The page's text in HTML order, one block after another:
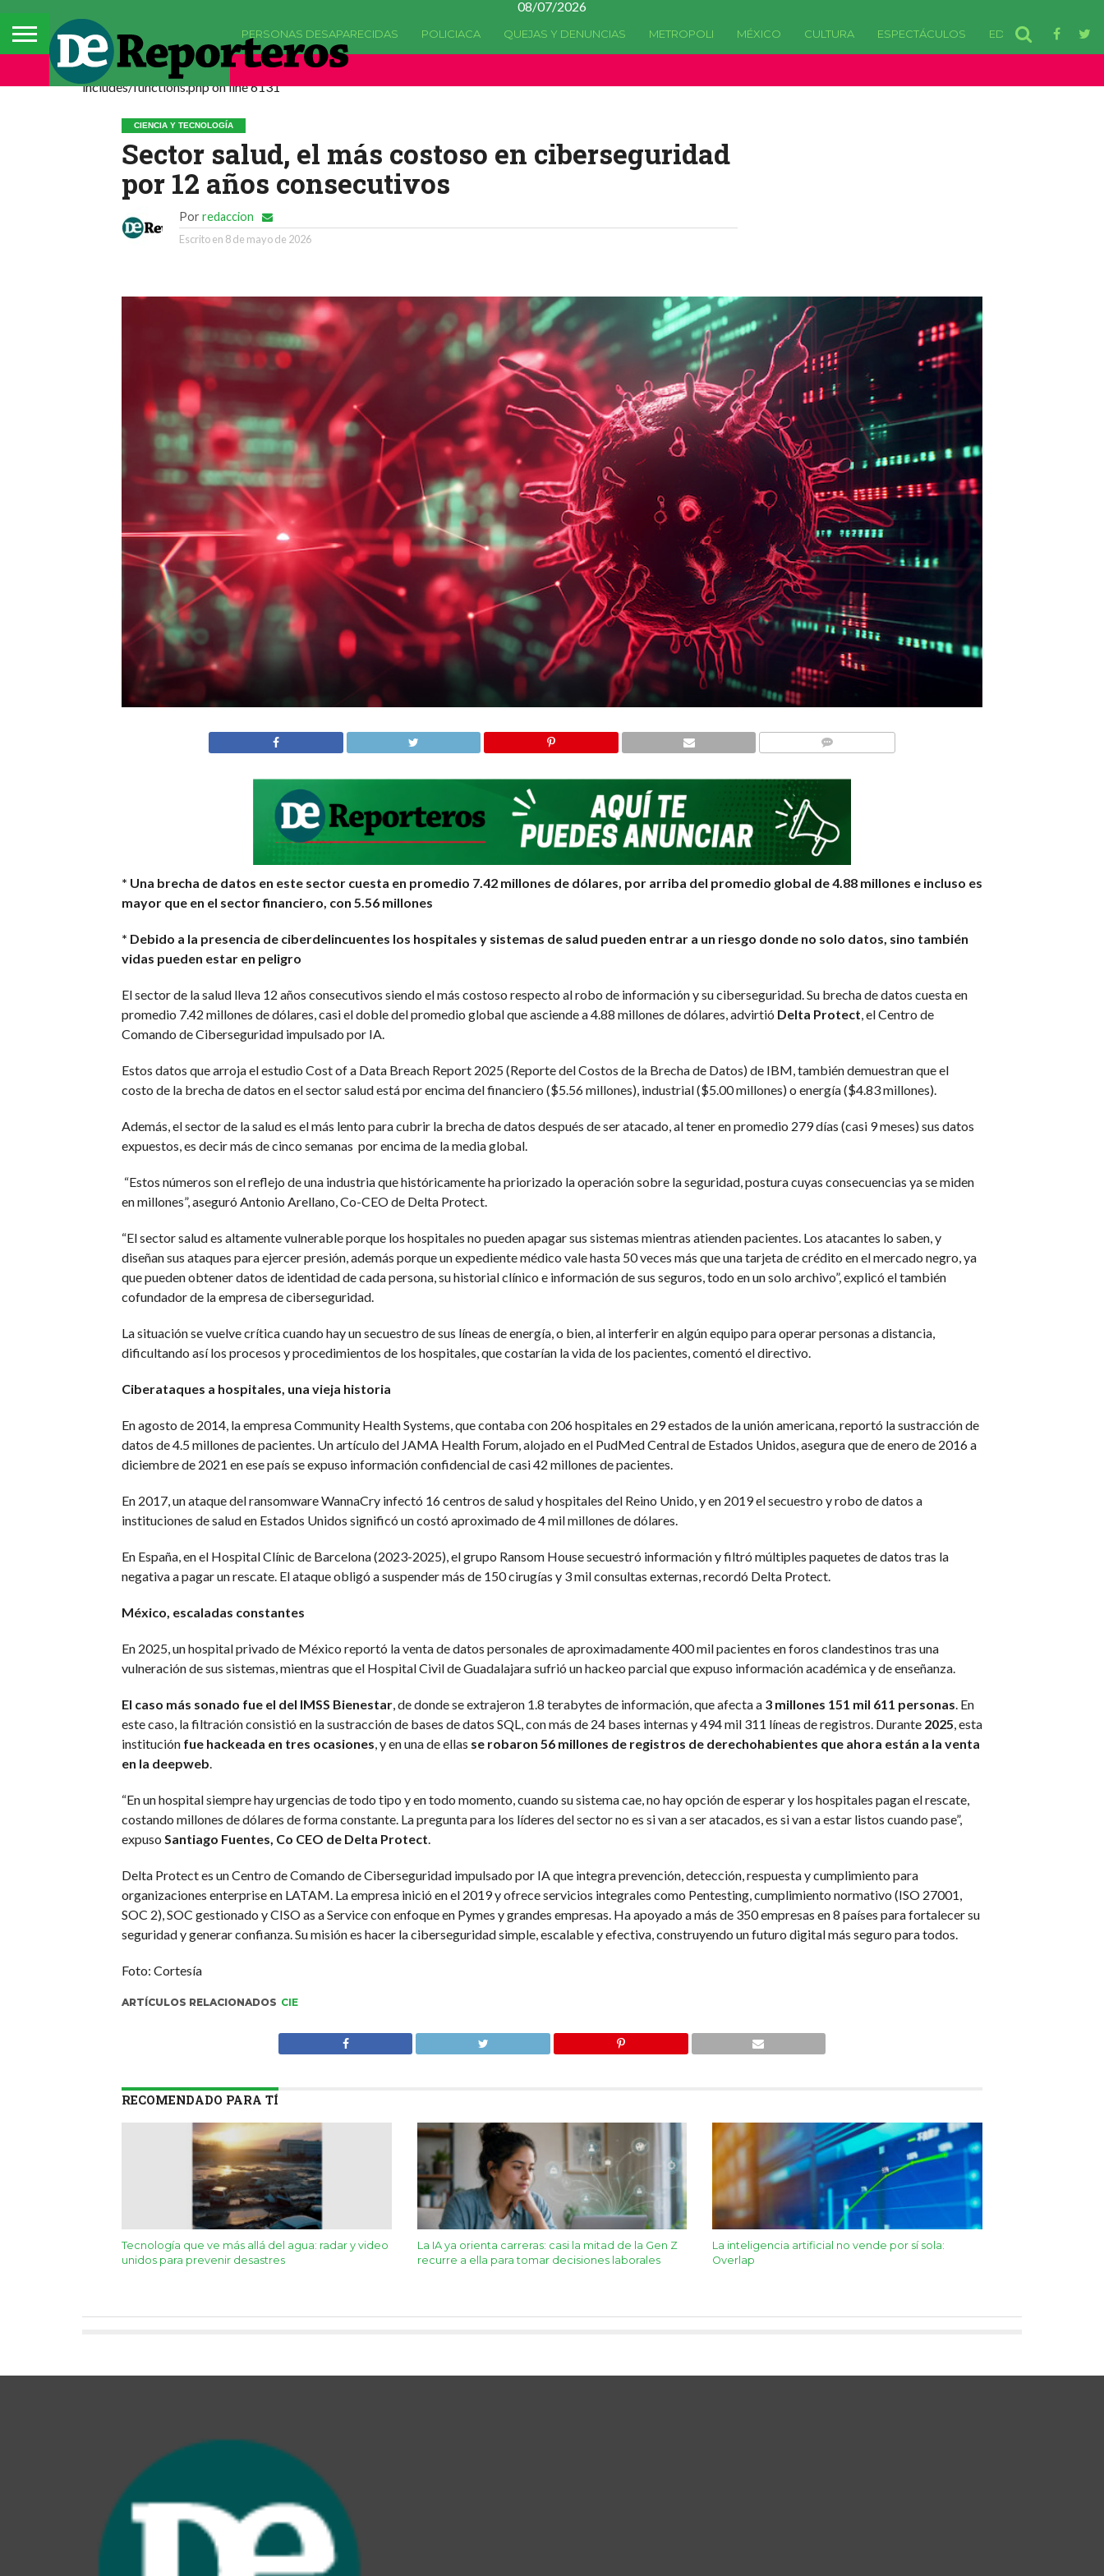
08/07/2026
PERSONAS DESAPARECIDAS POLICIACA QUEJAS Y DENUNCIAS METROPOLI MÉXICO CULTURA ESPECTÁCULOS EDOMEX
Deprecated: La función comments_popup_script ha quedado
includes/functions.php on line 6131
CIENCIA Y TECNOLOGÍA
Sector salud, el más costoso en ciberseguridad
por 12 años consecutivos
Por redaccion
Escrito en 8 de mayo de 2026
* Una brecha de datos en este sector cuesta en promedio 7.42 millones de dólares, por arriba del promedio global de 4.88 millones e incluso es
mayor que en el sector financiero, con 5.56 millones
* Debido a la presencia de ciberdelincuentes los hospitales y sistemas de salud pueden entrar a un riesgo donde no solo datos, sino también
vidas pueden estar en peligro
El sector de la salud lleva 12 años consecutivos siendo el más costoso respecto al robo de información y su ciberseguridad. Su brecha de datos cuesta en
promedio 7.42 millones de dólares, casi el doble del promedio global que asciende a 4.88 millones de dólares, advirtió Delta Protect, el Centro de
Comando de Ciberseguridad impulsado por IA.
Estos datos que arroja el estudio Cost of a Data Breach Report 2025 (Reporte del Costos de la Brecha de Datos) de IBM, también demuestran que el
costo de la brecha de datos en el sector salud está por encima del financiero ($5.56 millones), industrial ($5.00 millones) o energía ($4.83 millones).
Además, el sector de la salud es el más lento para cubrir la brecha de datos después de ser atacado, al tener en promedio 279 días (casi 9 meses) sus datos
expuestos, es decir más de cinco semanas por encima de la media global.
“Estos números son el reflejo de una industria que históricamente ha priorizado la operación sobre la seguridad, postura cuyas consecuencias ya se miden
en millones”, aseguró Antonio Arellano, Co-CEO de Delta Protect.
“El sector salud es altamente vulnerable porque los hospitales no pueden apagar sus sistemas mientras atienden pacientes. Los atacantes lo saben, y
diseñan sus ataques para ejercer presión, además porque un expediente médico vale hasta 50 veces más que una tarjeta de crédito en el mercado negro, ya
que pueden obtener datos de identidad de cada persona, su historial clínico e información de sus seguros, todo en un solo archivo”, explicó el también
cofundador de la empresa de ciberseguridad.
La situación se vuelve crítica cuando hay un secuestro de sus líneas de energía, o bien, al interferir en algún equipo para operar personas a distancia,
dificultando así los procesos y procedimientos de los hospitales, que costarían la vida de los pacientes, comentó el directivo.
Ciberataques a hospitales, una vieja historia
En agosto de 2014, la empresa Community Health Systems, que contaba con 206 hospitales en 29 estados de la unión americana, reportó la sustracción de
datos de 4.5 millones de pacientes. Un artículo del JAMA Health Forum, alojado en el PudMed Central de Estados Unidos, asegura que de enero de 2016 a
diciembre de 2021 en ese país se expuso información confidencial de casi 42 millones de pacientes.
En 2017, un ataque del ransomware WannaCry infectó 16 centros de salud y hospitales del Reino Unido, y en 2019 el secuestro y robo de datos a
instituciones de salud en Estados Unidos significó un costó aproximado de 4 mil millones de dólares.
En España, en el Hospital Clínic de Barcelona (2023-2025), el grupo Ransom House secuestró información y filtró múltiples paquetes de datos tras la
negativa a pagar un rescate. El ataque obligó a suspender más de 150 cirugías y 3 mil consultas externas, recordó Delta Protect.
México, escaladas constantes
En 2025, un hospital privado de México reportó la venta de datos personales de aproximadamente 400 mil pacientes en foros clandestinos tras una
vulneración de sus sistemas, mientras que el Hospital Civil de Guadalajara sufrió un hackeo parcial que expuso información académica y de enseñanza.
El caso más sonado fue el del IMSS Bienestar, de donde se extrajeron 1.8 terabytes de información, que afecta a 3 millones 151 mil 611 personas. En
este caso, la filtración consistió en la sustracción de bases de datos SQL, con más de 24 bases internas y 494 mil 311 líneas de registros. Durante 2025, esta
institución fue hackeada en tres ocasiones, y en una de ellas se robaron 56 millones de registros de derechohabientes que ahora están a la venta
en la deepweb.
“En un hospital siempre hay urgencias de todo tipo y en todo momento, cuando su sistema cae, no hay opción de esperar y los hospitales pagan el rescate,
costando millones de dólares de forma constante. La pregunta para los líderes del sector no es si van a ser atacados, es si van a estar listos cuando pase”,
expuso Santiago Fuentes, Co CEO de Delta Protect.
Delta Protect es un Centro de Comando de Ciberseguridad impulsado por IA que integra prevención, detección, respuesta y cumplimiento para
organizaciones enterprise en LATAM. La empresa inició en el 2019 y ofrece servicios integrales como Pentesting, cumplimiento normativo (ISO 27001,
SOC 2), SOC gestionado y CISO as a Service con enfoque en Pymes y grandes empresas. Ha apoyado a más de 350 empresas en 8 países para fortalecer su
seguridad y generar confianza. Su misión es hacer la ciberseguridad simple, escalable y efectiva, construyendo un futuro digital más seguro para todos.
Foto: Cortesía
ARTÍCULOS RELACIONADOS CIE
RECOMENDADO PARA TÍ
Tecnología que ve más allá del agua: radar y video
unidos para prevenir desastres
La IA ya orienta carreras: casi la mitad de la Gen Z
recurre a ella para tomar decisiones laborales
La inteligencia artificial no vende por sí sola:
Overlap